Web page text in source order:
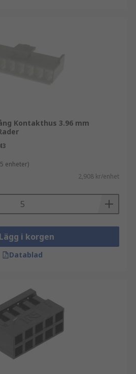
Kontakthus 3.96 mm
enheter)
2,908 kr/enhet
i korgen
Datablad